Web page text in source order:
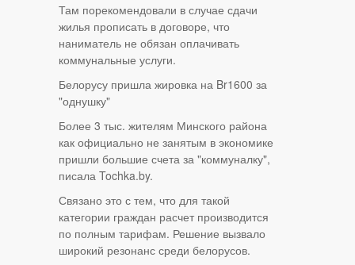
Там порекомендовали в случае сдачи
жилья прописать в договоре, что
наниматель не обязан оплачивать
коммунальные услуги.
Белорусу пришла жировка на Br1600 за
"однушку"
Более 3 тыс. жителям Минского района
как официально не занятым в экономике
пришли большие счета за "коммуналку",
писала Tochka.by.
Связано это с тем, что для такой
категории граждан расчет производится
по полным тарифам. Решение вызвало
широкий резонанс среди белорусов.